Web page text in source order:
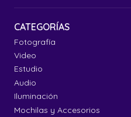
CATEGORÍAS
Fotografía
Video
Estudio
Audio
Iluminación
Mochilas y Accesorios